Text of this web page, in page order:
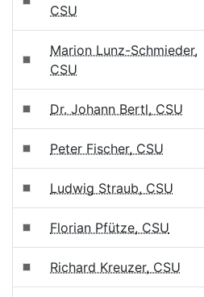
CSU
Marion Lunz-Schmieder,
CSU
Dr. Johann Bertl, CSU
Peter Fischer, CSU
Ludwig Straub, CSU
Florian Pfütze, CSU
Richard Kreuzer, CSU